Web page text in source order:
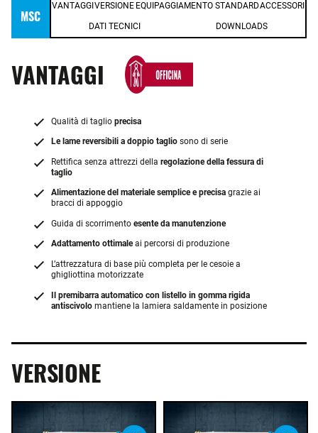
MSC
VANTAGGI VERSIONE EQUIPAGGIAMENTO STANDARDACCESSORI
DATI TECNICI DOWNLOADS
VANTAGGI
Qualità di taglio precisa
Le lame reversibili a doppio taglio sono di serie
Rettifica senza attrezzi della regolazione della fessura di
taglio
Alimentazione del materiale semplice e precisa grazie ai
bracci di appoggio
Guida di scorrimento esente da manutenzione
Adattamento ottimaleai percorsi di produzione
L’attrezzatura di base più completa per le cesoie a
ghigliottina motorizzate
Il premibarra automatico con listello in gomma rigida
antiscivolo mantiene la lamiera saldamente in posizione
VERSIONE